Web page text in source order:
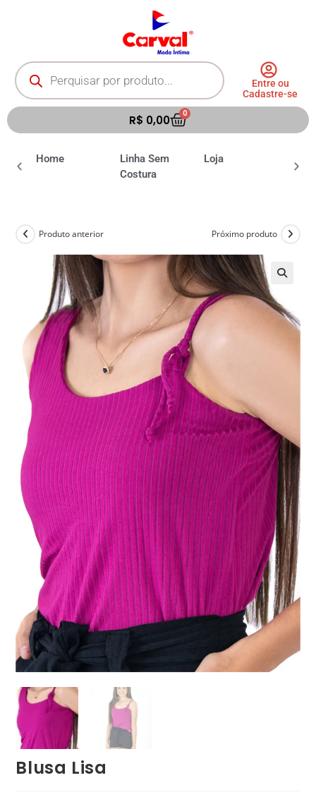
Entre ou
Cadastre-se
R$ 0,00 0
Home
Linha Sem
Costura
Loja
Produto anterior Próximo produto
Blusa Lisa